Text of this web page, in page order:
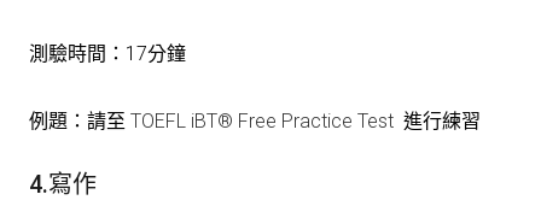
測驗時間：17分鐘
例題：請至 TOEFL iBT® Free Practice Test 進行練習
4.寫作